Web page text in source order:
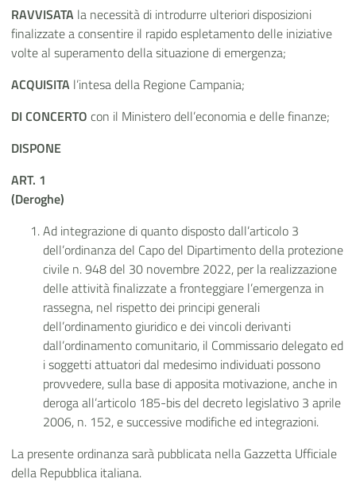
RAVVISATA la necessità di introdurre ulteriori disposizioni
finalizzate a consentire il rapido espletamento delle iniziative
volte al superamento della situazione di emergenza;
ACQUISITA l’intesa della Regione Campania;
DI CONCERTO con il Ministero dell’economia e delle finanze;
DISPONE
ART. 1
(Deroghe)
Ad integrazione di quanto disposto dall’articolo 3
dell’ordinanza del Capo del Dipartimento della protezione
civile n. 948 del 30 novembre 2022, per la realizzazione
delle attività finalizzate a fronteggiare l’emergenza in
rassegna, nel rispetto dei principi generali
dell’ordinamento giuridico e dei vincoli derivanti
dall’ordinamento comunitario, il Commissario delegato ed
i soggetti attuatori dal medesimo individuati possono
provvedere, sulla base di apposita motivazione, anche in
deroga all’articolo 185-bis del decreto legislativo 3 aprile
2006, n. 152, e successive modifiche ed integrazioni.
La presente ordinanza sarà pubblicata nella Gazzetta Ufficiale
della Repubblica italiana.